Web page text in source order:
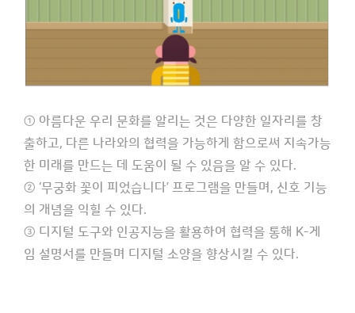
① 아름다운 우리 문화를 알리는 것은 다양한 일자리를 창
출하고, 다른 나라와의 협력을 가능하게 함으로써 지속가능
한 미래를 만드는 데 도움이 될 수 있음을 알 수 있다.
② ‘무궁화 꽃이 피었습니다’ 프로그램을 만들며, 신호 기능
의 개념을 익힐 수 있다.
③ 디지털 도구와 인공지능을 활용하여 협력을 통해 K-게
임 설명서를 만들며 디지털 소양을 향상시킬 수 있다.